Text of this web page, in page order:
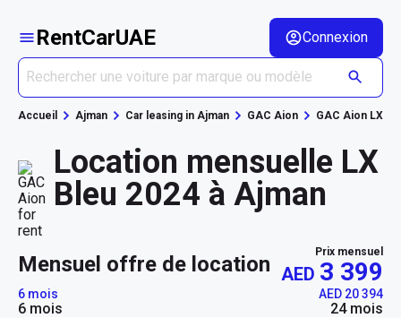
RentCarUAE Connexion
Accueil Ajman Car leasing in Ajman GAC Aion GAC Aion LX
Location mensuelle LX
Bleu 2024 à Ajman
mensuel offre de location Prix mensuel
AED 3 399
6 mois AED 20 394
6 mois 24 mois